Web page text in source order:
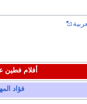
أفلام فطين
فؤاد